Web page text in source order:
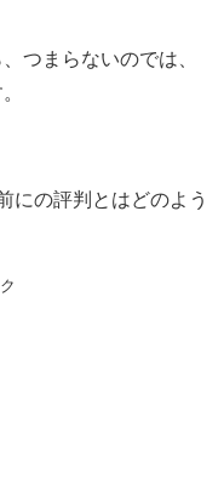
つまらないのでは、
にの評判とはどのよう